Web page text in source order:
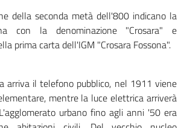
della seconda metà dell'800 indicano la
con la denominazione "Crosara" e
prima carta dell'IGM "Crosara Fossona".
arriva il telefono pubblico, nel 1911 viene
mentre la luce elettrica arriverà
urbano fino agli anni '50 era